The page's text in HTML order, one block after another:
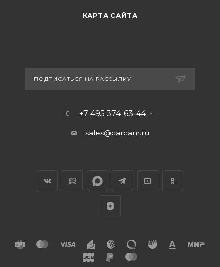
КАРТА САЙТА
ПОДПИСАТЬСЯ НА РАССЫЛКУ
+7 495 374-63-44
sales@carcam.ru